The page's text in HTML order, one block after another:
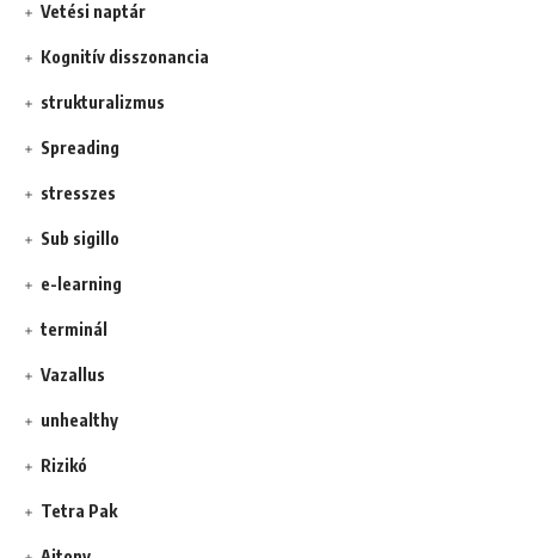
Vetési naptár
Kognitív disszonancia
strukturalizmus
Spreading
stresszes
Sub sigillo
e-learning
terminál
Vazallus
unhealthy
Rizikó
Tetra Pak